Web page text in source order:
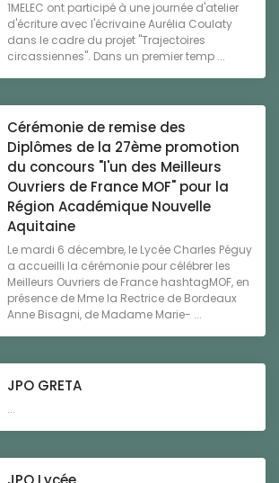
1MELEC ont participé à une journée d'atelier
d'écriture avec l'écrivaine Aurélia Coulaty
dans le cadre du projet "Trajectoires
circassiennes". Dans un premier temp ...
Cérémonie de remise des
Diplômes de la 27ème promotion
du concours "l'un des Meilleurs
Ouvriers de France MOF" pour la
Région Académique Nouvelle
Aquitaine
Le mardi 6 décembre, le Lycée Charles Péguy
a accueilli la cérémonie pour célébrer les
Meilleurs Ouvriers de France hashtagMOF, en
présence de Mme la Rectrice de Bordeaux
Anne Bisagni, de Madame Marie- ...
JPO GRETA
...